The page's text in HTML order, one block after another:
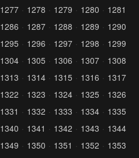
1277 1278 1279 1280
1281
1286 1287 1288 1289
1290
1295 1296 1297 1298
1299
1304 1305 1306 1307
1308
1313 1314 1315 1316
1317
1322 1323 1324 1325
1326
1331 1332 1333 1334
1335
1340 1341 1342 1343
1344
1349 1350 1351 1352
1353